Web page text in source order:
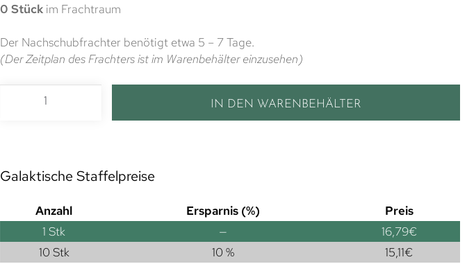
0 Stück im Frachtraum
Der Nachschubfrachter benötigt etwa 5 – 7 Tage.
(Der Zeitplan des Frachters ist im Warenbehälter einzusehen)
IN DEN WARENBEHÄLTER
Galaktische Staffelpreise
Anzahl Ersparnis (%)
Preis
1 Stk — 16,79€
10 Stk
10 % 15,11€